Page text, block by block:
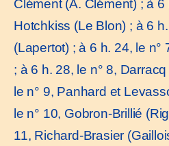
Clément (A. Clément) ; à 6
Hotchkiss (Le Blon) ; à 6
(Lapertot) ; à 6 h. 24, le n°
; à 6 h. 28, le n° 8,
le n° 9, Panhard et
le n° 10, Gobron-Brillié
11, Richard-Brasier